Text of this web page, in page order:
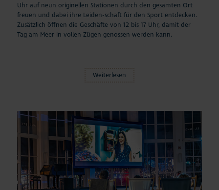
Uhr auf neun originellen Stationen durch den gesamten Ort
freuen und dabei ihre Leiden-schaft für den Sport entdecken.
Zusätzlich öffnen die Geschäfte von 12 bis 17 Uhr, damit der
Tag am Meer in vollen Zügen genossen werden kann.
Weiterlesen